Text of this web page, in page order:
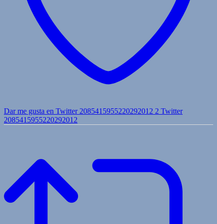
Dar me gusta en Twitter 2085415955220292012 2 Twitter
2085415955220292012